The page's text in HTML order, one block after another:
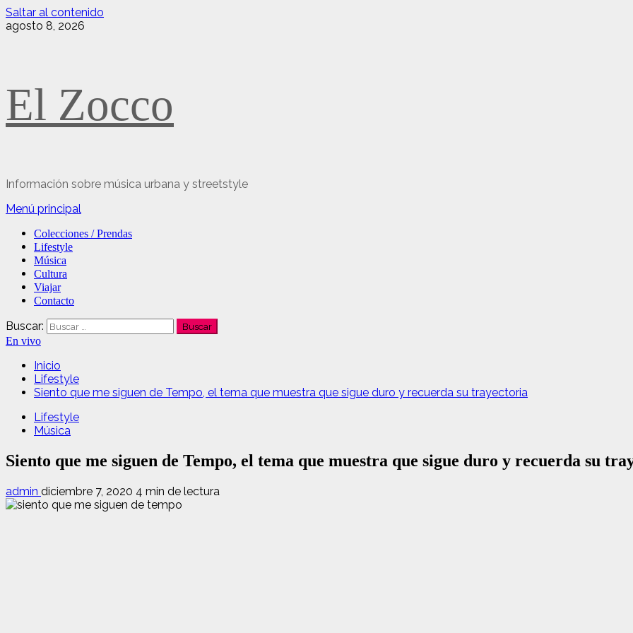
Saltar al contenido
agosto 8, 2026
El Zocco
Información sobre música urbana y streetstyle
Menú principal
Colecciones / Prendas
Lifestyle
Música
Cultura
Viajar
Contacto
Buscar:
En vivo
Inicio
Lifestyle
Siento que me siguen de Tempo, el tema que muestra que sigue duro y recuerda su trayectoria
Lifestyle
Música
Siento que me siguen de Tempo, el tema que muestra que sigue duro y recuerda su
admin diciembre 7, 2020 4 min de lectura